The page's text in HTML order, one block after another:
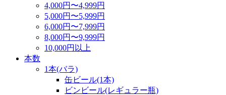
4,000円〜4,999円
5,000円〜5,999円
6,000円〜7,999円
8,000円〜9,999円
10,000円以上
本数
1本(バラ)
缶ビール(1本)
ビンビール(レギュラー瓶)